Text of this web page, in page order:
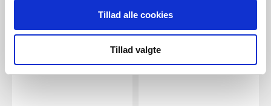
Tillad alle cookies
Tillad valgte